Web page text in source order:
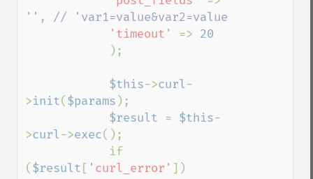
'' , // 'var1=value&var2=value
'timeout' => 20
);
$this->curl-
>init( $params );
$result = $this-
>curl->exec();
( $result [ 'curl_error' ])